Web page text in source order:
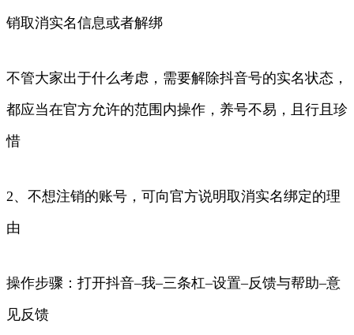
销取消实名信息或者解绑
不管大家出于什么考虑，需要解除抖音号的实名状态，
都应当在官方允许的范围内操作，养号不易，且行且珍
惜
2、不想注销的账号，可向官方说明取消实名绑定的理
由
操作步骤：打开抖音–我–三条杠–设置–反馈与帮助–意
见反馈